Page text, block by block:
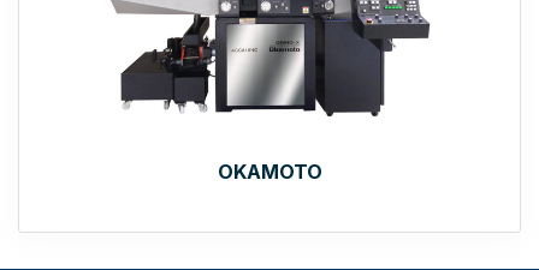
OKAMOTO